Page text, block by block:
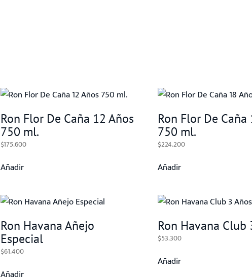
Ron Flor De Caña 12 Años
750 ml.
$175.600
Añadir
Ron Flor De Caña
750 ml.
$224.200
Añadir
Ron Havana Añejo
Especial
$61.400
Ron Havana Club
$53.300
Añadir